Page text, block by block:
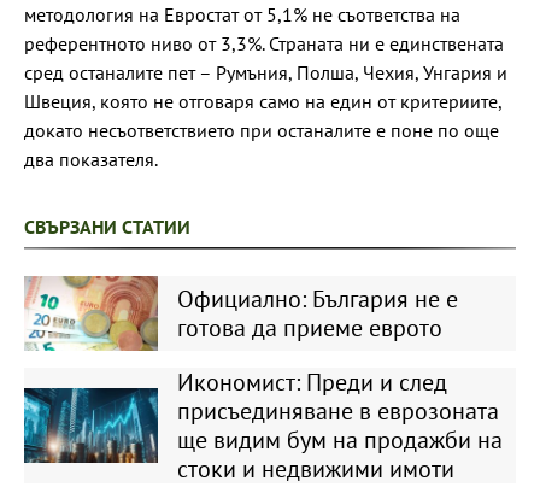
методология на Евростат от 5,1% не съответства на
референтното ниво от 3,3%. Страната ни е единствената
сред останалите пет – Румъния, Полша, Чехия, Унгария и
Швеция, която не отговаря само на един от критериите,
докато несъответствието при останалите е поне по още
два показателя.
СВЪРЗАНИ СТАТИИ
Официално: България не е
готова да приеме еврото
Икономист: Преди и след
присъединяване в еврозоната
ще видим бум на продажби на
стоки и недвижими имоти